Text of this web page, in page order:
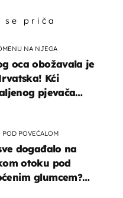
priča
NA NJEGA
oca obožavala je
Kći
pjevača
POVEĆALOM
događalo na
otoku pod
glumcem?